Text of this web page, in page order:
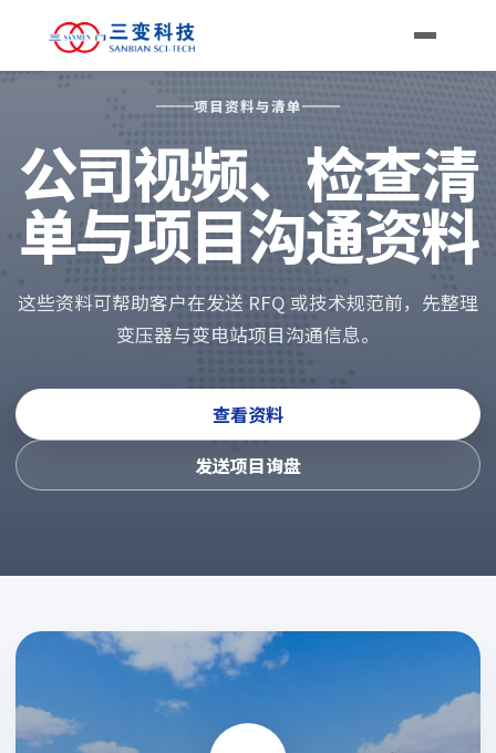
项目资料与清单
公司视频、检查清
单与项目沟通资料
这些资料可帮助客户在发送 RFQ 或技术规范前，先整理
变压器与变电站项目沟通信息。
查看资料
发送项目询盘